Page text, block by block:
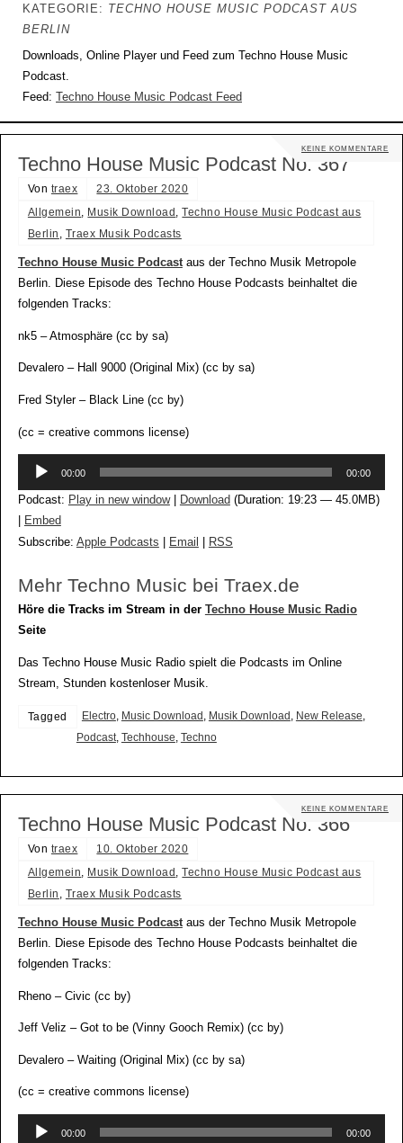
KATEGORIE: TECHNO HOUSE MUSIC PODCAST AUS
BERLIN
Downloads, Online Player und Feed zum Techno House Music
Podcast.
Feed:
Techno House Music Podcast Feed
KEINE KOMMENTARE
Techno House Music Podcast No. 367
Von traex
23. Oktober 2020
Allgemein, Musik Download ,Techno House Music Podcast aus
Berlin , Traex Musik Podcasts
Techno House Music Podcastaus der Techno Musik Metropole
Berlin. Diese Episode des Techno House Podcasts beinhaltet die
folgenden Tracks:
nk5 – Atmosphäre (cc by sa)
Devalero – Hall 9000 (Original Mix) (cc by sa)
Fred Styler – Black Line (cc by)
(cc = creative commons license)
Audio-
00:00 00:00
Podcast: Play in new window| Download (Duration: 19:23 — 45.0MB)
Embed
Subscribe: Apple Podcasts Email RSS
Mehr Techno Music bei Traex.de
Höre die Tracks im Stream in der Techno House Music Radio
Seite
Das Techno House Music Radio spielt die Podcasts im Online
Stream, Stunden kostenloser Musik.
Tagged Electro, Music Download , Musik Download , New Release,
Podcast, Techhouse, Techno
KEINE KOMMENTARE
Techno House Music Podcast No. 366
Von traex
10. Oktober 2020
Allgemein, Musik Download ,Techno House Music Podcast aus
Berlin , Traex Musik Podcasts
Techno House Music Podcastaus der Techno Musik Metropole
Berlin. Diese Episode des Techno House Podcasts beinhaltet die
folgenden Tracks:
Rheno – Civic (cc by)
Jeff Veliz – Got to be (Vinny Gooch Remix) (cc by)
Devalero – Waiting (Original Mix) (cc by sa)
(cc = creative commons license)
Audio-
00:00 00:00